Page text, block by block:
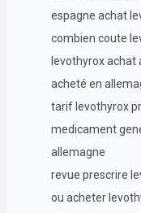
espagne achat
combien coute
levothyrox
acheté en
tarif levothyrox
medicament
allemagne
revue prescrire
ou acheter